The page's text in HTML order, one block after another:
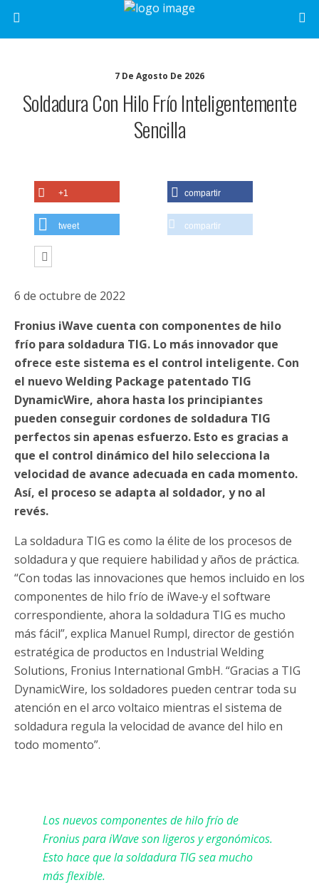
7 De Agosto De 2026
Soldadura Con Hilo Frío Inteligentemente
Sencilla
+1 compartir
tweet compartir
6 de octubre de 2022
Fronius iWave cuenta con componentes de hilo
frío para soldadura TIG. Lo más innovador que
ofrece este sistema es el control inteligente. Con
el nuevo Welding Package patentado TIG
DynamicWire, ahora hasta los principiantes
pueden conseguir cordones de soldadura TIG
perfectos sin apenas esfuerzo. Esto es gracias a
que el control dinámico del hilo selecciona la
velocidad de avance adecuada en cada momento.
Así, el proceso se adapta al soldador, y no al
revés.
La soldadura TIG es como la élite de los procesos de
soldadura y que requiere habilidad y años de práctica.
“Con todas las innovaciones que hemos incluido en los
componentes de hilo frío de iWave‑y el software
correspondiente, ahora la soldadura TIG es mucho
más fácil”, explica Manuel Rumpl, director de gestión
estratégica de productos en Industrial Welding
Solutions, Fronius International GmbH. “Gracias a TIG
DynamicWire, los soldadores pueden centrar toda su
atención en el arco voltaico mientras el sistema de
soldadura regula la velocidad de avance del hilo en
todo momento”.
Los nuevos componentes de hilo frío de
Fronius para iWave son ligeros y ergonómicos.
Esto hace que la soldadura TIG sea mucho
más flexible.